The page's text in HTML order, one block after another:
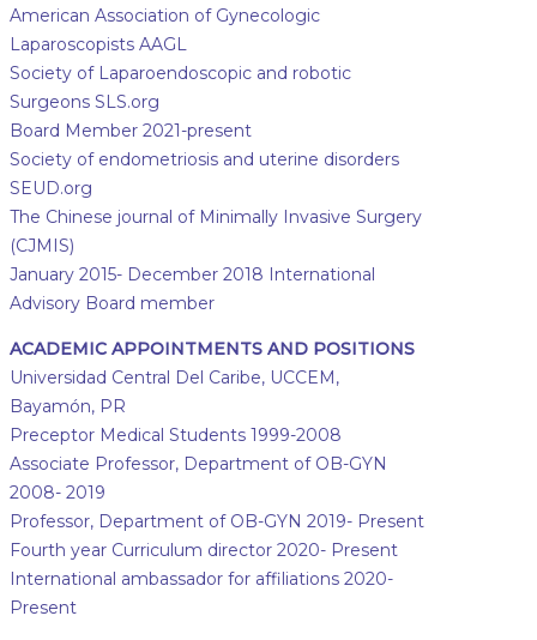
American Association of Gynecologic
Laparoscopists AAGL
Society of Laparoendoscopic and robotic
Surgeons SLS.org
Board Member 2021-present
Society of endometriosis and uterine disorders
SEUD.org
The Chinese journal of Minimally Invasive Surgery
(CJMIS)
January 2015- December 2018 International
Advisory Board member
ACADEMIC APPOINTMENTS AND POSITIONS
Universidad Central Del Caribe, UCCEM,
Bayamón, PR
Preceptor Medical Students 1999-2008
Associate Professor, Department of OB-GYN
2008- 2019
Professor, Department of OB-GYN 2019- Present
Fourth year Curriculum director 2020- Present
International ambassador for affiliations 2020-
Present